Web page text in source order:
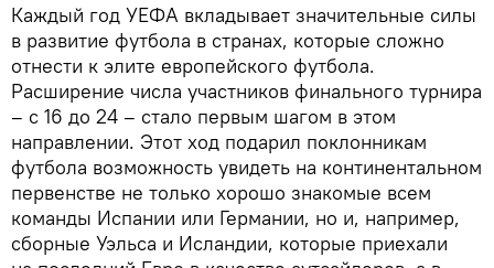
Каждый год УЕФА вкладывает значительные силы
в развитие футбола в странах, которые сложно
отнести к элите европейского футбола.
Расширение числа участников финального турнира
– с 16 до 24 – стало первым шагом в этом
направлении. Этот ход подарил поклонникам
футбола возможность увидеть на континентальном
первенстве не только хорошо знакомые всем
команды Испании или Германии, но и, например,
сборные Уэльса и Исландии, которые приехали